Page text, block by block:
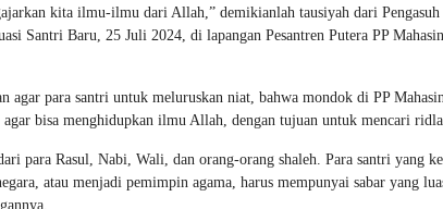
kita ilmu-ilmu dari Allah,” demikianlah tausiyah dari Pengasuh
Santri Baru, 25 Juli 2024, di lapangan Pesantren Putera PP
para santri untuk meluruskan niat, bahwa mondok di PP
bisa menghidupkan ilmu Allah, dengan tujuan untuk mencari
para Rasul, Nabi, Wali, dan orang-orang shaleh. Para santri yang
atau menjadi pemimpin agama, harus mempunyai sabar yang